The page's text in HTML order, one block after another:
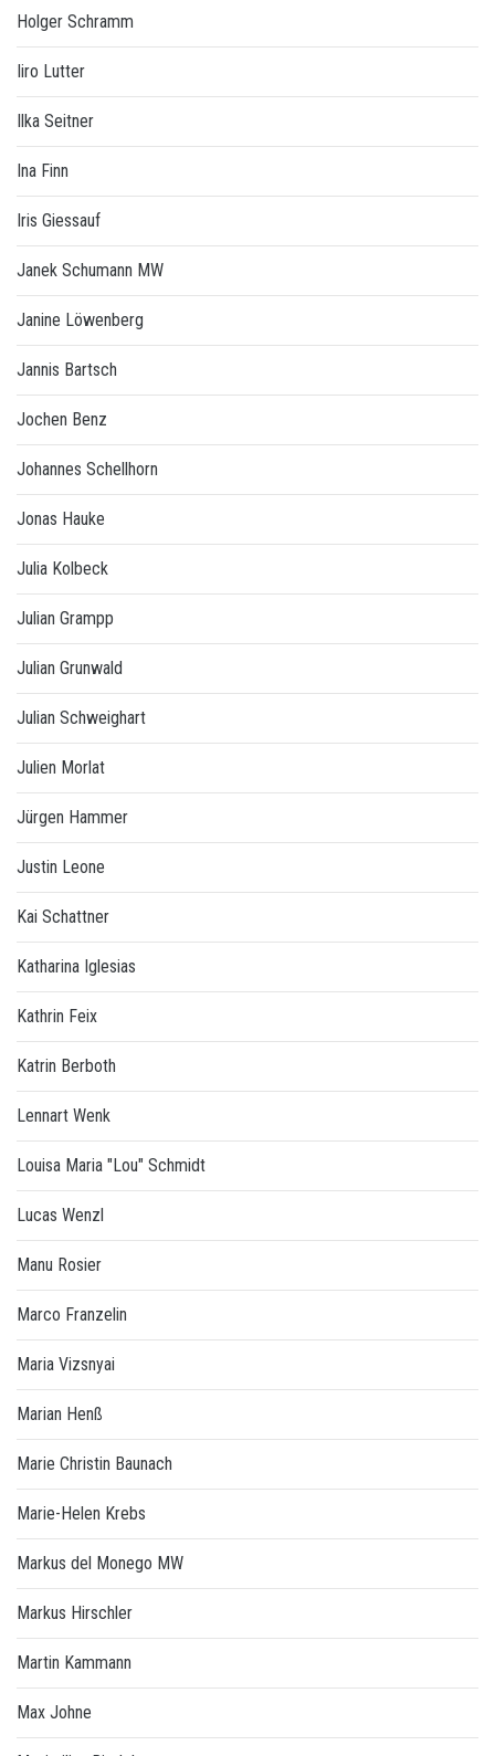
Holger Schramm
Iiro Lutter
Ilka Seitner
Ina Finn
Iris Giessauf
Janek Schumann MW
Janine Löwenberg
Jannis Bartsch
Jochen Benz
Johannes Schellhorn
Jonas Hauke
Julia Kolbeck
Julian Grampp
Julian Grunwald
Julian Schweighart
Julien Morlat
Jürgen Hammer
Justin Leone
Kai Schattner
Katharina Iglesias
Kathrin Feix
Katrin Berboth
Lennart Wenk
Louisa Maria "Lou" Schmidt
Lucas Wenzl
Manu Rosier
Marco Franzelin
Maria Vizsnyai
Marian Henß
Marie Christin Baunach
Marie-Helen Krebs
Markus del Monego MW
Markus Hirschler
Martin Kammann
Max Johne